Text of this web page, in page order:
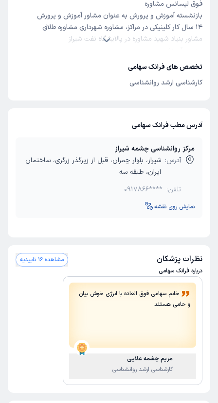
فوق لیسانس مشاوره
بازنشسته آموزش و پرورش به عنوان مشاور آموزش و پرورش
14 سال کار کلینیکی در مراکز، مشاوره شهرداری مشاوره طلاق
مشاور بنیاد شهید مشاوره در پالایشگاه نفت شیراز
مدرس کوچینک کار تخصصی مشاوره کودک و نوجوان و خانواده
تخصص های فرانک سهامی
کارشناسی ارشد روانشناسی
آدرس مطب فرانک سهامی
مرکز روانشناسی چشمه شیراز
آدرس: شیراز، بلوار چمران، قبل از زیرگذر زرگری، ساختمان
ایران، طبقه سه
تلفن: 0917866****
نمایش روی نقشه
نظرات پزشکان
درباره فرانک سهامی
مشاهده 16 تاییدیه
خانم سهامی فوق العاده با انرژی خوش بیان
و حامی هستند
مریم چشمه علایی
کارشناسی ارشد روانشناسی